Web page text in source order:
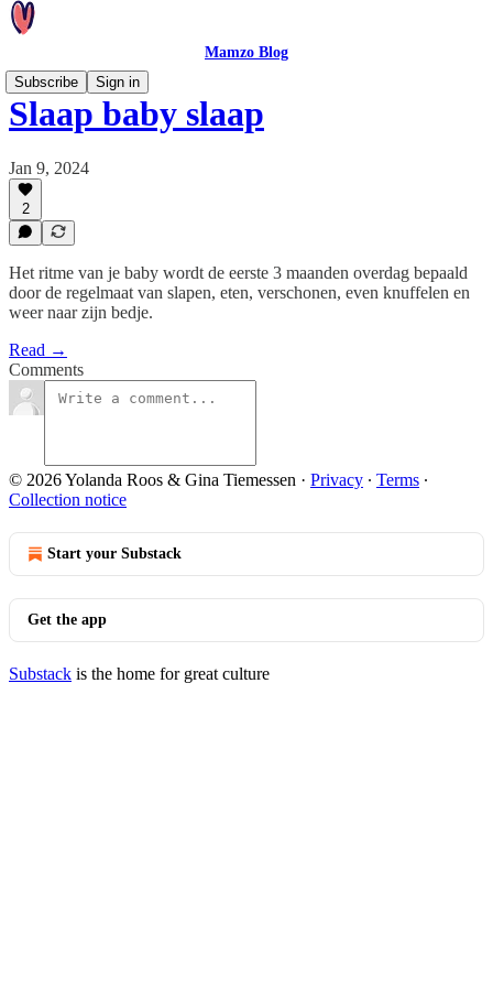
Mamzo Blog
Subscribe
Sign in
Slaap baby slaap
Jan 9, 2024
2
Het ritme van je baby wordt de eerste 3 maanden overdag bepaald
door de regelmaat van slapen, eten, verschonen, even knuffelen en
weer naar zijn bedje.
Read →
Comments
© 2026 Yolanda Roos & Gina Tiemessen · Privacy ∙ Terms ∙
Collection notice
Start your Substack
Get the app
Substack is the home for great culture